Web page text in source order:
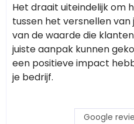
Het draait uiteindelijk om
tussen het versnellen
van de waarde die
juiste aanpak kunnen
een positieve impact
je bedrijf.
Google